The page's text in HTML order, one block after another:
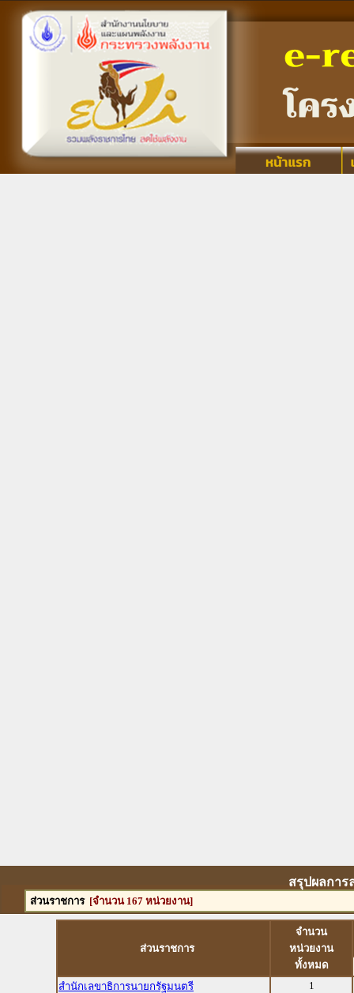
สรุปผลการ
ส่วนราชการ [จำนวน 167 หน่วยงาน]
ส่วนราชการ
จำนวน
หน่วยงาน
ทั้งหมด
สำนักเลขาธิการนายกรัฐมนตรี
1